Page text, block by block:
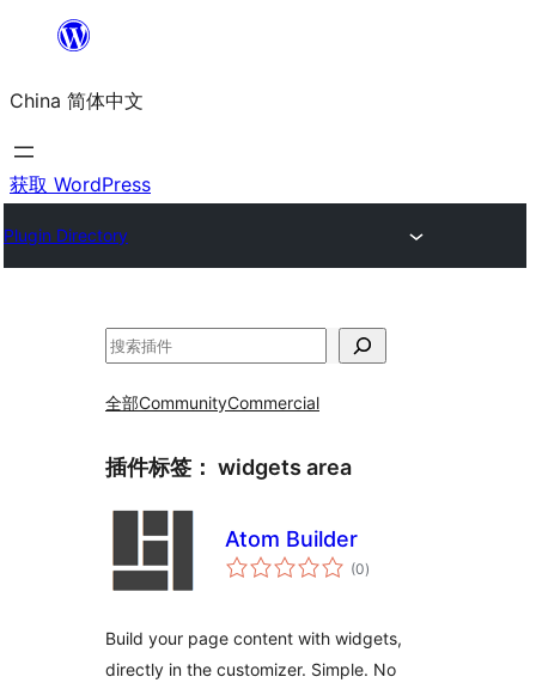
内
容
China 简体中文
获取 WordPress
Plugin Directory
搜
全部CommunityCommercial
插件标签： widgets area
Atom Builder
(0总
评)
Build your page content with widgets,
directly in the customizer. Simple. No